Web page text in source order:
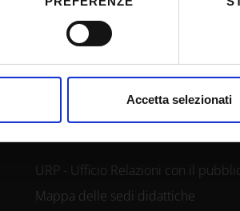
elaborati i tuoi dati personali e imposta le
contenuti ed annunci, per
Accetta selezionati
URP - Ufficio Relazioni con il
Mappa delle sedi didattiche